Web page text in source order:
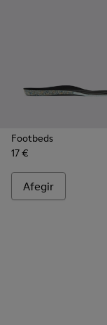
Footbeds
17 €
Afegir